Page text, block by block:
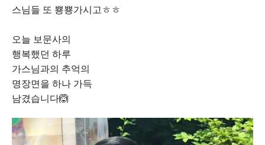
스님들 또 뿅뿅가시고ㅎㅎ
오늘 보문사의
행복했던 하루
가스님과의 추억의
명장면을 하나 가득
남겼습니다🙆